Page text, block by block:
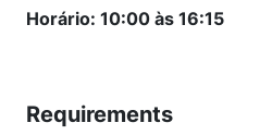
Horário: 10:00 às 16:15
Requirements